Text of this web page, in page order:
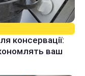
консервації:
ваш